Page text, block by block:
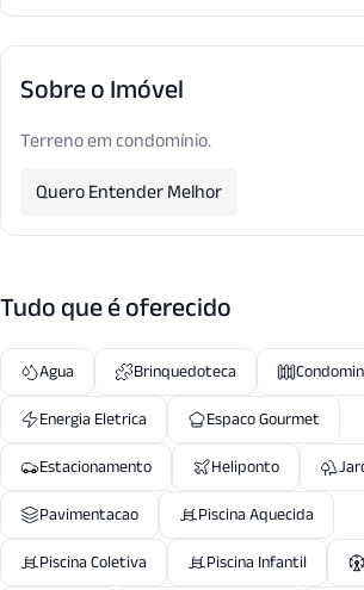
Sobre o Imóvel
Terreno em condomínio.
Quero Entender Melhor
Tudo que é oferecido
Agua Brinquedoteca
Energia Eletrica
Espaco Gourmet
Estacionamento
Heliponto
Pavimentacao
Piscina Aquecida
Piscina Coletiva
Piscina Infantil